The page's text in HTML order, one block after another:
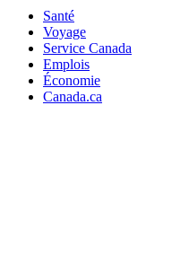
Santé
Voyage
Service Canada
Emplois
Économie
Canada.ca